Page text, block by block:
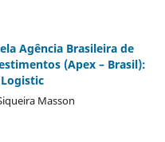
Agência Brasileira de
(Apex – Brasil):
Masson